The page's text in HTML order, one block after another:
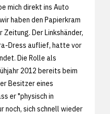
mich direkt ins Auto
haben den Papierkram
Der Linkshänder,
Dress auflief, hatte vor
Die Rolle als
2012 bereits beim
Besitzer eines
er "physisch in
noch, sich schnell wieder